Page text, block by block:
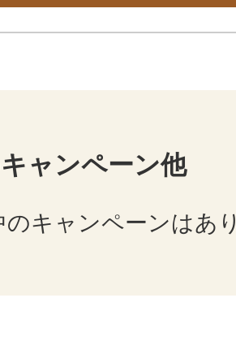
ャンペーン他
のキャンペーンはあ